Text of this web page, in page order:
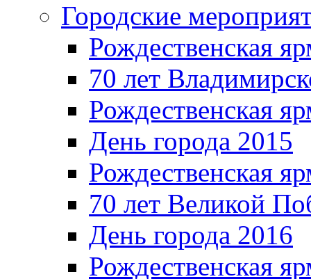
Городские
Рождественская
70 лет
Рождественская
День города 2015
Рождественская
70 лет Великой
День города 2016
Рождественская